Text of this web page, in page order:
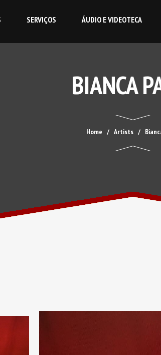
SERVIÇOS ÁUDIO E VIDEOTECA
BIANCA
Home Artists